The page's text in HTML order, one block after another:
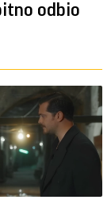
odbio